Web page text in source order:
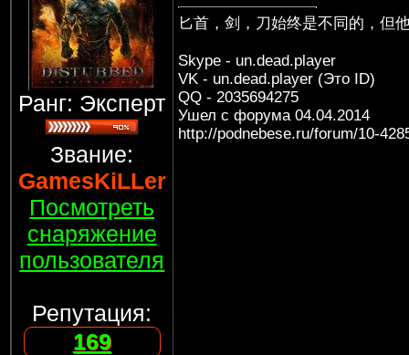
Ранг: Эксперт
Звание:
GamesKiLLer
Посмотреть
снаряжение
пользователя
Репутация:
169
匕首，剑，刀始终是不同的，但
Skype - un.dead.player
VK - un.dead.player (Это ID)
QQ - 2035694275
Ушел с форума 04.04.2014
http://podnebese.ru/forum/10-